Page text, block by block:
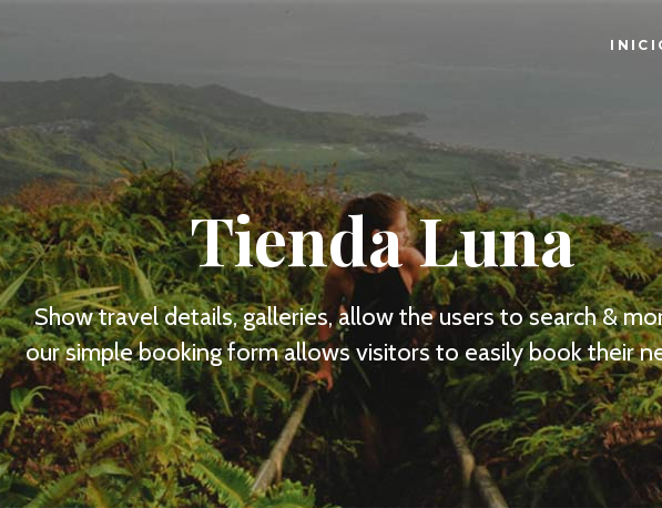
Tienda Luna
Show travel details, galleries, allow the users to search &
our simple booking form allows visitors to easily book their